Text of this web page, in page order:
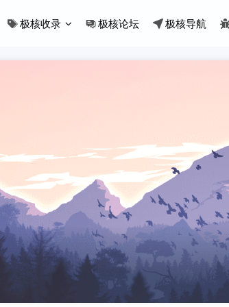
极核收录 极核论坛 极核导航